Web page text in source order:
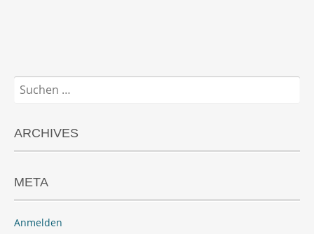
Suchen
nach:
ARCHIVES
META
Anmelden